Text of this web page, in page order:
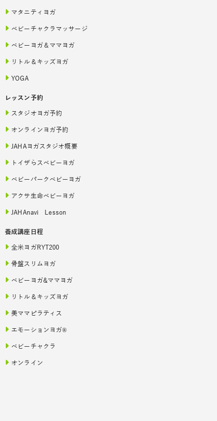
マタニティヨガ
ベビーチャクラマッサージ
ベビーヨガ＆ママヨガ
リトル＆キッズヨガ
YOGA
レッスン予約
スタジオヨガ予約
オンラインヨガ予約
JAHAヨガスタジオ概要
トイザらスベビーヨガ
ベビーパークベビーヨガ
アクサ生命ベビーヨガ
JAHAnavi Lesson
養成講座日程
全米ヨガRYT200
骨盤スリムヨガ
ベビーヨガ&ママヨガ
リトル＆キッズヨガ
美ママピラティス
エモーションヨガ®
ベビーチャクラ
オンライン